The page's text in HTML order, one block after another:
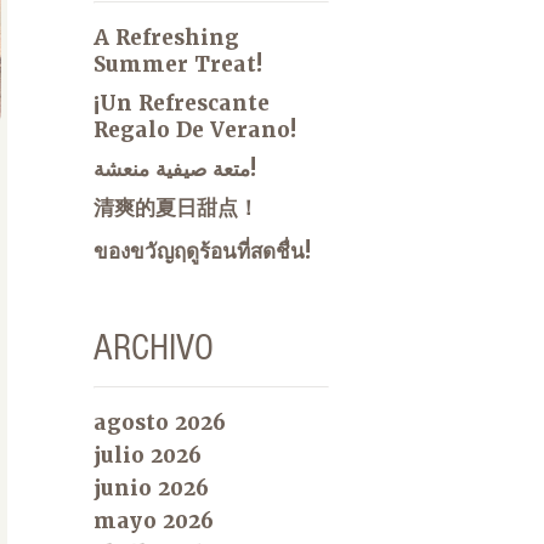
A Refreshing
Summer Treat!
¡Un Refrescante
Regalo De Verano!
متعة صيفية منعشة!
清爽的夏日甜点！
ของขวัญฤดูร้อนที่สดชื่น!
ARCHIVO
agosto 2026
julio 2026
junio 2026
mayo 2026